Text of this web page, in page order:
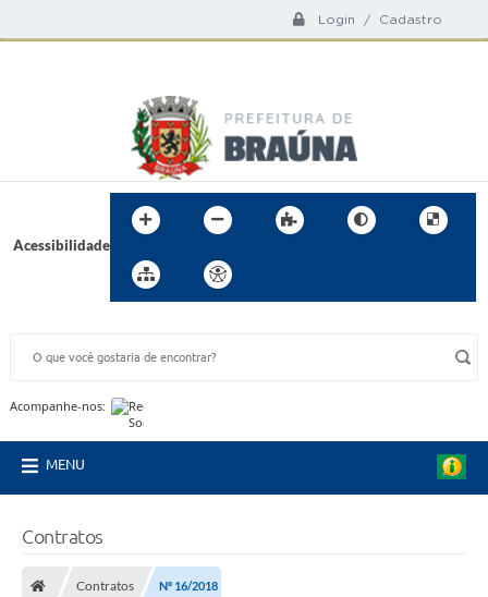
Login / Cadastro
Acessibilidade
Acompanhe-nos:
MENU
Contratos
Contratos Nº 16/2018